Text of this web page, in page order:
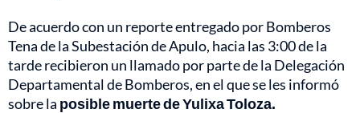
De acuerdo con un reporte entregado por Bomberos
Tena de la Subestación de Apulo, hacia las 3:00 de la
tarde recibieron un llamado por parte de la Delegación
Departamental de Bomberos, en el que se les informó
sobre la posible muerte de Yulixa Toloza.